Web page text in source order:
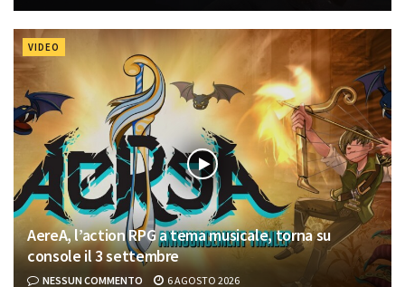
VIDEO
AereA, l’action RPG a tema musicale, torna su
console il 3 settembre
NESSUN COMMENTO 6 AGOSTO 2026